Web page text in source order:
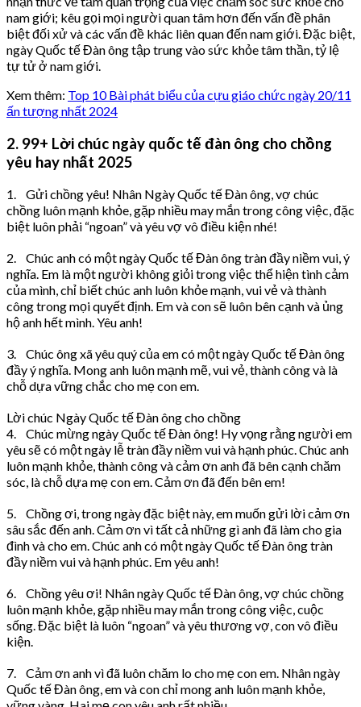
nam giới; kêu gọi mọi người quan tâm hơn đến vấn đề phân
biệt đối xử và các vấn đề khác liên quan đến nam giới. Đặc biệt,
ngày Quốc tế Đàn ông tập trung vào sức khỏe tâm thần, tỷ lệ
tự tử ở nam giới.
Xem thêm: Top 10 Bài phát biểu của cựu giáo chức ngày 20/11
ấn tượng nhất 2024
2. 99+ Lời chúc ngày quốc tế đàn ông cho chồng
yêu hay nhất 2025
1. Gửi chồng yêu! Nhân Ngày Quốc tế Đàn ông, vợ chúc
chồng luôn mạnh khỏe, gặp nhiều may mắn trong công việc, đặc
biệt luôn phải “ngoan” và yêu vợ vô điều kiện nhé!
2. Chúc anh có một ngày Quốc tế Đàn ông tràn đầy niềm vui, ý
nghĩa. Em là một người không giỏi trong việc thể hiện tình cảm
của mình, chỉ biết chúc anh luôn khỏe mạnh, vui vẻ và thành
công trong mọi quyết định. Em và con sẽ luôn bên cạnh và ủng
hộ anh hết mình. Yêu anh!
3. Chúc ông xã yêu quý của em có một ngày Quốc tế Đàn ông
đầy ý nghĩa. Mong anh luôn mạnh mẽ, vui vẻ, thành công và là
chỗ dựa vững chắc cho mẹ con em.
Lời chúc Ngày Quốc tế Đàn ông cho chồng
4. Chúc mừng ngày Quốc tế Đàn ông! Hy vọng rằng người em
yêu sẽ có một ngày lễ tràn đầy niềm vui và hạnh phúc. Chúc anh
luôn mạnh khỏe, thành công và cảm ơn anh đã bên cạnh chăm
sóc, là chỗ dựa mẹ con em. Cảm ơn đã đến bên em!
5. Chồng ơi, trong ngày đặc biệt này, em muốn gửi lời cảm ơn
sâu sắc đến anh. Cảm ơn vì tất cả những gì anh đã làm cho gia
đình và cho em. Chúc anh có một ngày Quốc tế Đàn ông tràn
đầy niềm vui và hạnh phúc. Em yêu anh!
6. Chồng yêu ơi! Nhân ngày Quốc tế Đàn ông, vợ chúc chồng
luôn mạnh khỏe, gặp nhiều may mắn trong công việc, cuộc
sống. Đặc biệt là luôn “ngoan” và yêu thương vợ, con vô điều
kiện.
7. Cảm ơn anh vì đã luôn chăm lo cho mẹ con em. Nhân ngày
Quốc tế Đàn ông, em và con chỉ mong anh luôn mạnh khỏe,